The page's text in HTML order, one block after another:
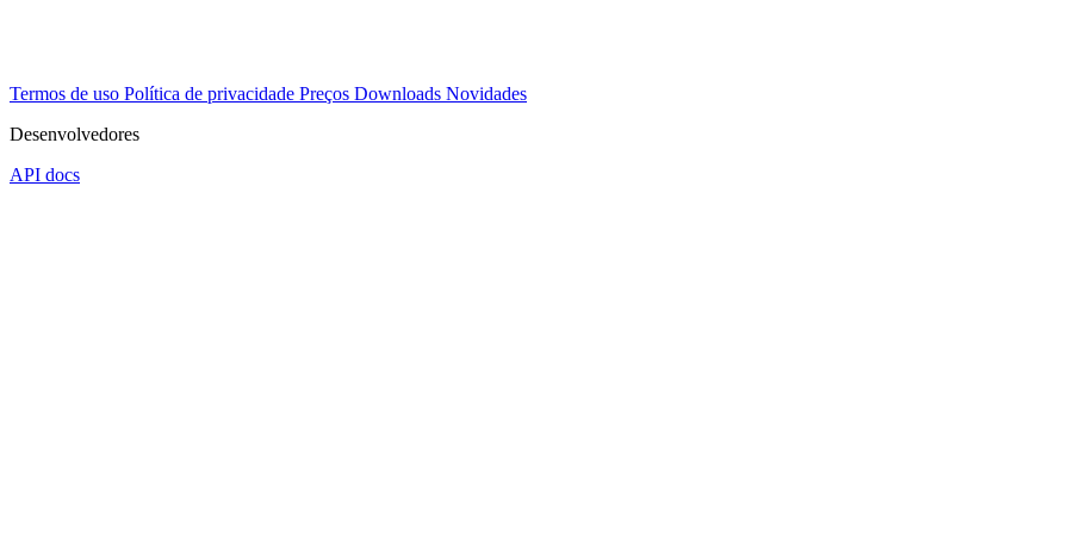
Termos de uso Política de privacidade Preços Downloads Novidades
Desenvolvedores
API docs